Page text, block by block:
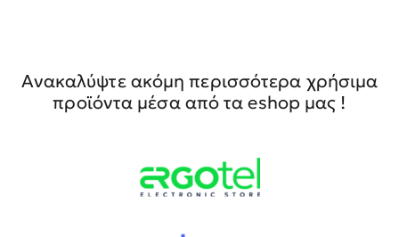
Ανακαλύψτε ακόμη περισσότερα χρήσιμα
προϊόντα μέσα από τα eshop μας !